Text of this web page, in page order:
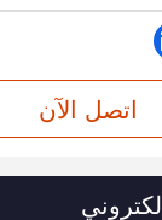
اتصل الآن